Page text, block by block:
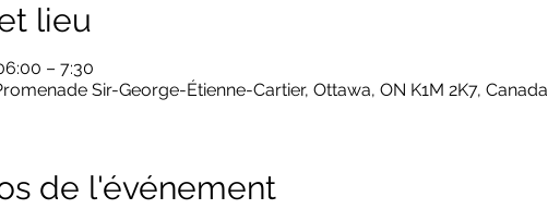
lieu
– 7:30
Sir-George-Étienne-Cartier, Ottawa, ON K1M 2K7, Canada
de l'événement